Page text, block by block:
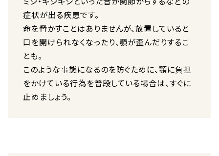
症状が出る疾患です。
命を脅かすことはありませんが、放置していると
口を開けられなくなったり、顎が歪んだりするこ
とも。
このような事態になるのを防ぐために、顎に負担
をかけている行為を普段している場合は、すぐに
止めましょう。